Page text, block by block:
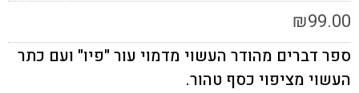
₪
דברים מהודר העשוי מדמוי עור "פיו" ועם כתר
מציפוי כסף טהור.